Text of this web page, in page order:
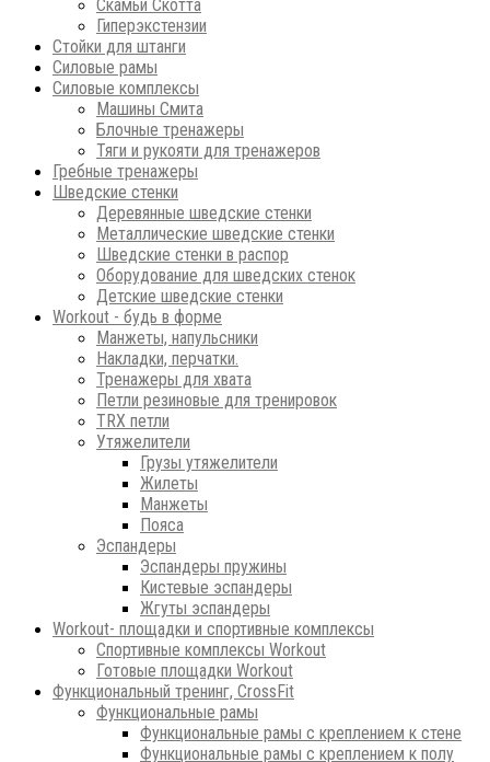
Скамьи Скотта
Гиперэкстензии
Стойки для штанги
Силовые рамы
Силовые комплексы
Машины Смита
Блочные тренажеры
Тяги и рукояти для тренажеров
Гребные тренажеры
Шведские стенки
Деревянные шведские стенки
Металлические шведские стенки
Шведские стенки в распор
Оборудование для шведских стенок
Детские шведские стенки
Workout - будь в форме
Манжеты, напульсники
Накладки, перчатки.
Тренажеры для хвата
Петли резиновые для тренировок
ТRХ петли
Утяжелители
Грузы утяжелители
Жилеты
Манжеты
Пояса
Эспандеры
Эспандеры пружины
Кистевые эспандеры
Жгуты эспандеры
Workout- площадки и спортивные комплексы
Спортивные комплексы Workout
Готовые площадки Workout
Функциональный тренинг, CrossFit
Функциональные рамы
Функциональные рамы с креплением к стене
Функциональные рамы с креплением к полу